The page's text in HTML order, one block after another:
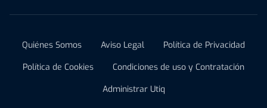
Quiénes Somos Aviso Legal
Política de Privacidad
Política de Cookies
Condiciones de uso y Contratación
Administrar Utiq